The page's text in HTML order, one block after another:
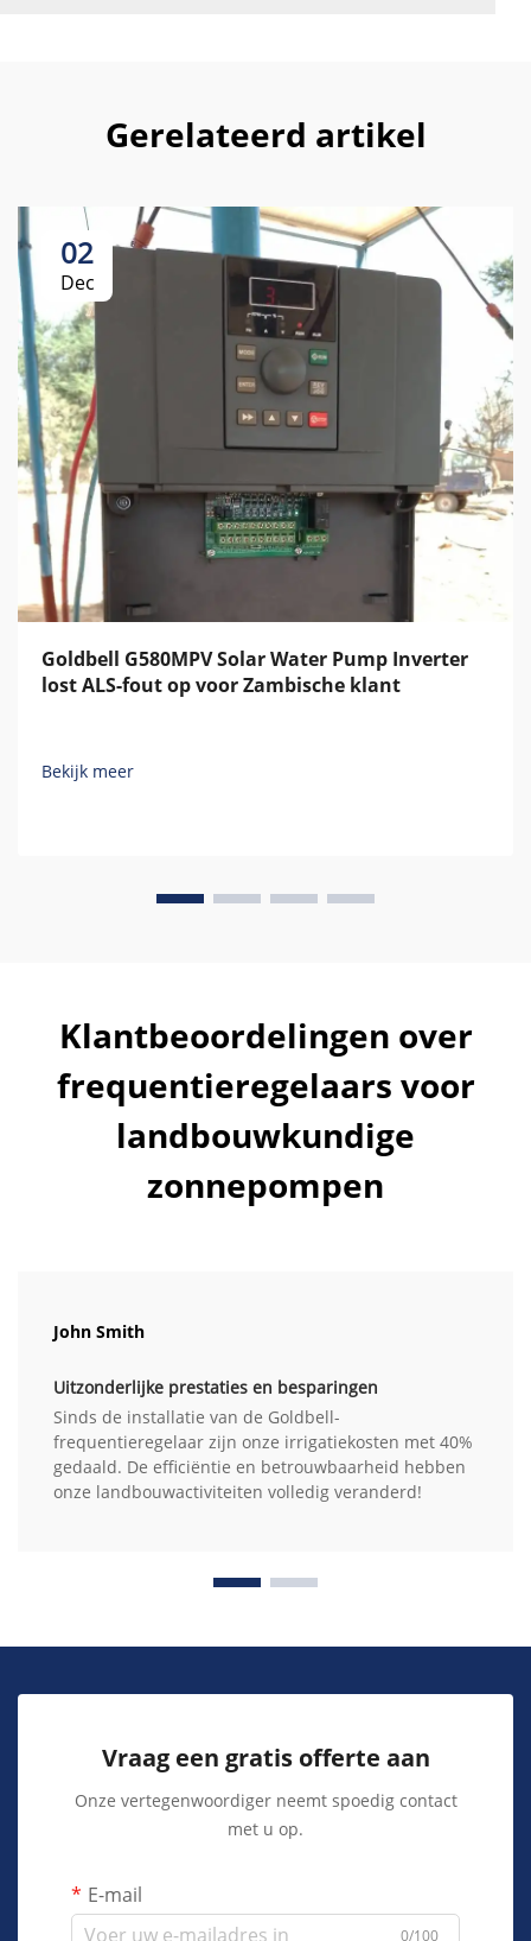
Gerelateerd artikel
02
Dec
Goldbell G580MPV Solar Water Pump Inverter
lost ALS-fout op voor Zambische klant
Bekijk meer
Klantbeoordelingen over
frequentieregelaars voor
landbouwkundige
zonnepompen
John Smith
Uitzonderlijke prestaties en besparingen
Sinds de installatie van de Goldbell-
frequentieregelaar zijn onze irrigatiekosten met 40%
gedaald. De efficiëntie en betrouwbaarheid hebben
onze landbouwactiviteiten volledig veranderd!
Vraag een gratis offerte aan
Onze vertegenwoordiger neemt spoedig contact
met u op.
E-mail
0/100